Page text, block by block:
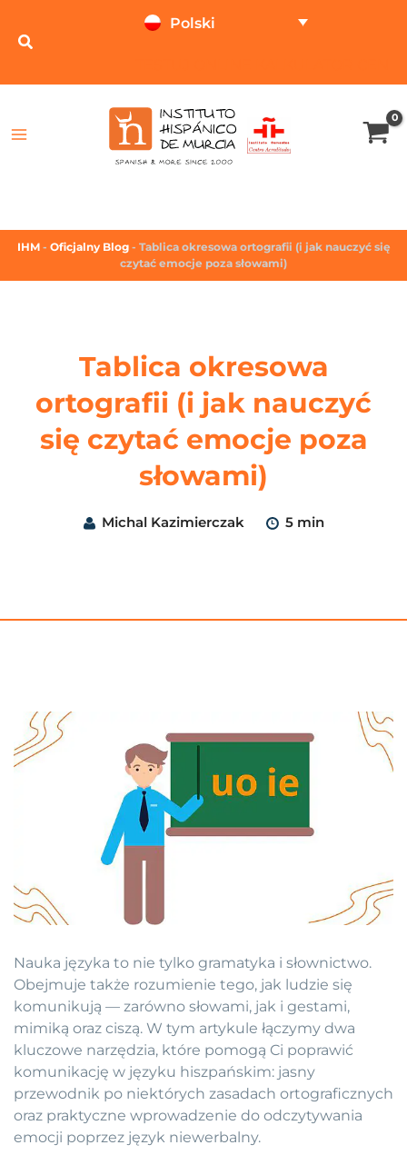
Polski
IHM - Oficjalny Blog - Tablica okresowa ortografii (i jak nauczyć się
czytać emocje poza słowami)
Tablica okresowa
ortografii (i jak nauczyć
się czytać emocje poza
słowami)
Michal Kazimierczak 5 min
Nauka języka to nie tylko gramatyka i słownictwo.
Obejmuje także rozumienie tego, jak ludzie się
komunikują — zarówno słowami, jak i gestami,
mimiką oraz ciszą. W tym artykule łączymy dwa
kluczowe narzędzia, które pomogą Ci poprawić
komunikację w języku hiszpańskim: jasny
przewodnik po niektórych zasadach ortograficznych
oraz praktyczne wprowadzenie do odczytywania
emocji poprzez język niewerbalny.